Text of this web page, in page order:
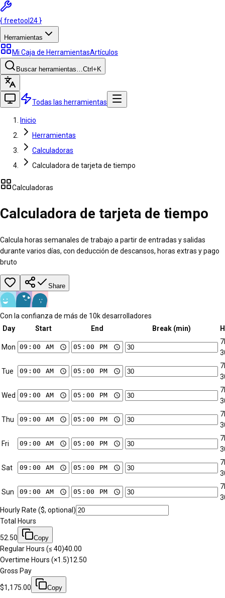
{freetool 24 }
Herramientas
Mi Caja de HerramientasArtículos
Buscar herramientas…Ctrl +K
Todas las herramientas
Inicio
Herramientas
Calculadoras
Calculadora de tarjeta de tiempo
Calculadoras
Calculadora de tarjeta de tiempo
Calcula horas semanales de trabajo a partir de entradas y salidas
durante varios días, con deducción de descansos, horas extras y pago
bruto
Share
Con la confianza de más de 10k desarrolladores
Day
Start End Break (min)
Mon
Tue
Wed
Thu
Fri
Sat
Sun
Hourly Rate ($, optional)
Total Hours
52.50 Copy
Regular Hours (≤ 40)40.00
Overtime Hours (×1.5)12.50
Gross Pay
$1,175.00 Copy